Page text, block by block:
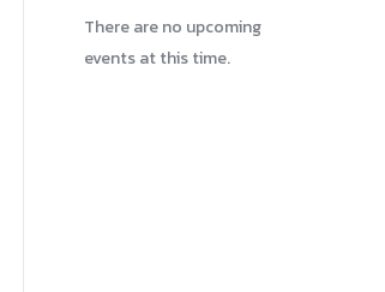
There are no upcoming
events at this time.